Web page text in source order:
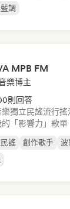
調
MPB FM
樂博主
則回答
樂獨立民謠流行搖
「影響力」歌單
謠 創作歌手 波